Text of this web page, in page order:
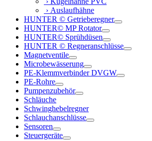
› Auslaufhähne
HUNTER © Getrieberegner
HUNTER© MP Rotator
HUNTER© Sprühdüsen
HUNTER © Regneranschlüsse
Magnetventile
Microbewässerung
PE-Klemmverbinder DVGW
PE-Rohre
Pumpenzubehör
Schläuche
Schwinghebelregner
Schlauchanschlüsse
Sensoren
Steuergeräte